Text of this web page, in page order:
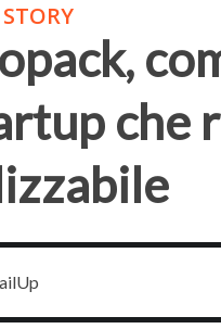
che